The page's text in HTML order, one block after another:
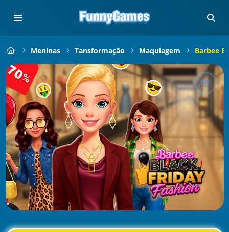
Meninas Tansformação Maquiagem Barbee